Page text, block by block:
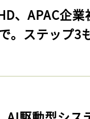
、APAC企
。ステップ3